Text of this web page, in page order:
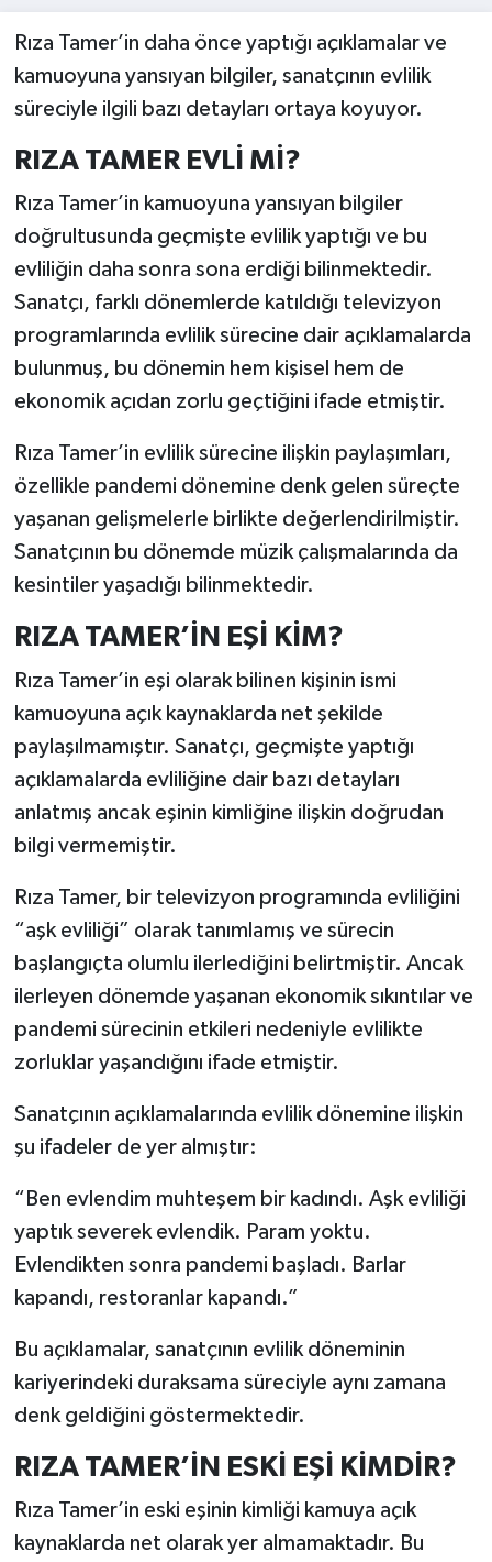
Rıza Tamer’in daha önce yaptığı açıklamalar ve
kamuoyuna yansıyan bilgiler, sanatçının evlilik
süreciyle ilgili bazı detayları ortaya koyuyor.
RIZA TAMER EVLİ Mİ?
Rıza Tamer’in kamuoyuna yansıyan bilgiler
doğrultusunda geçmişte evlilik yaptığı ve bu
evliliğin daha sonra sona erdiği bilinmektedir.
Sanatçı, farklı dönemlerde katıldığı televizyon
programlarında evlilik sürecine dair açıklamalarda
bulunmuş, bu dönemin hem kişisel hem de
ekonomik açıdan zorlu geçtiğini ifade etmiştir.
Rıza Tamer’in evlilik sürecine ilişkin paylaşımları,
özellikle pandemi dönemine denk gelen süreçte
yaşanan gelişmelerle birlikte değerlendirilmiştir.
Sanatçının bu dönemde müzik çalışmalarında da
kesintiler yaşadığı bilinmektedir.
RIZA TAMER’İN EŞİ KİM?
Rıza Tamer’in eşi olarak bilinen kişinin ismi
kamuoyuna açık kaynaklarda net şekilde
paylaşılmamıştır. Sanatçı, geçmişte yaptığı
açıklamalarda evliliğine dair bazı detayları
anlatmış ancak eşinin kimliğine ilişkin doğrudan
bilgi vermemiştir.
Rıza Tamer, bir televizyon programında evliliğini
“aşk evliliği” olarak tanımlamış ve sürecin
başlangıçta olumlu ilerlediğini belirtmiştir. Ancak
ilerleyen dönemde yaşanan ekonomik sıkıntılar ve
pandemi sürecinin etkileri nedeniyle evlilikte
zorluklar yaşandığını ifade etmiştir.
Sanatçının açıklamalarında evlilik dönemine ilişkin
şu ifadeler de yer almıştır:
“Ben evlendim muhteşem bir kadındı. Aşk evliliği
yaptık severek evlendik. Param yoktu.
Evlendikten sonra pandemi başladı. Barlar
kapandı, restoranlar kapandı.”
Bu açıklamalar, sanatçının evlilik döneminin
kariyerindeki duraksama süreciyle aynı zamana
denk geldiğini göstermektedir.
RIZA TAMER’İN ESKİ EŞİ KİMDİR?
Rıza Tamer’in eski eşinin kimliği kamuya açık
kaynaklarda net olarak yer almamaktadır. Bu